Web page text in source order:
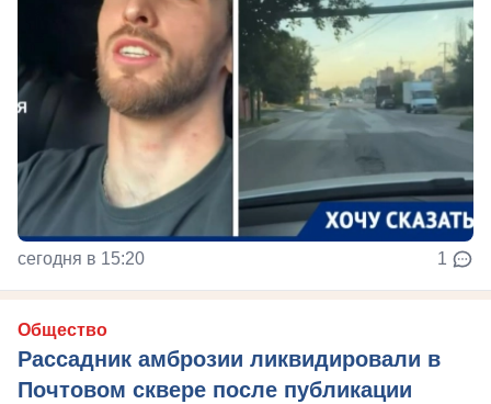
сегодня в 15:20 1
Общество
Рассадник амброзии ликвидировали в
Почтовом сквере после публикации